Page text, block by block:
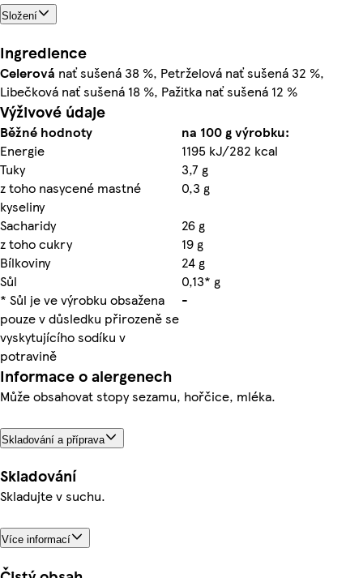
Složení
Ingredience
Celerová nať sušená 38 %, Petrželová nať sušená 32 %,
Libečková nať sušená 18 %, Pažitka nať sušená 12 %
Výživové údaje
Běžné hodnoty
na 100 g výrobku:
Energie
1195 kJ/282 kcal
Tuky
3,7 g
z toho nasycené mastné
kyseliny
0,3 g
Sacharidy
26 g
z toho cukry
19 g
Bílkoviny
24 g
Sůl
0,13* g
* Sůl je ve výrobku obsažena
pouze v důsledku přirozeně se
vyskytujícího sodíku v
potravině
-
Informace o alergenech
Může obsahovat stopy sezamu, hořčice, mléka.
Skladování a příprava
Skladování
Skladujte v suchu.
Více informací